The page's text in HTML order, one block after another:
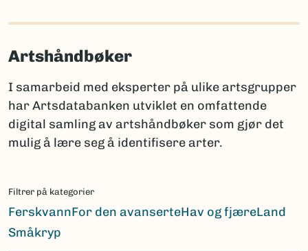
Artshåndbøker
I samarbeid med eksperter på ulike artsgrupper
har Artsdatabanken utviklet en omfattende
digital samling av artshåndbøker som gjør det
mulig å lære seg å identifisere arter.
Filtrer på kategorier
FerskvannFor den avanserteHav og fjæreLand
Småkryp